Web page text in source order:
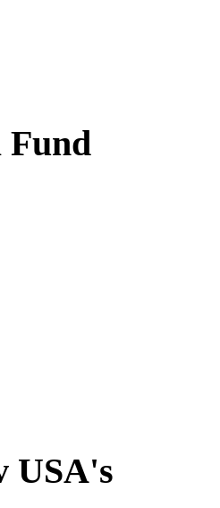
Fund
USA's